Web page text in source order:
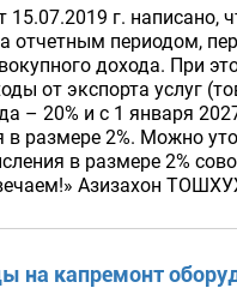
г. написано,
отчетным периодом,
дохода. При
от экспорта услуг
– 20% и с 1 января
в размере 2%. Можно
в размере 2%
Азизахон
на капремонт